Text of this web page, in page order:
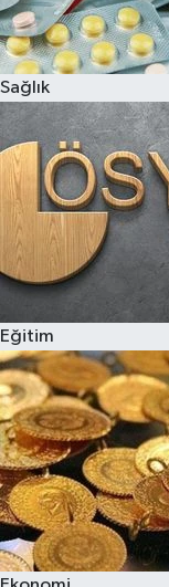
Sağlık
Eğitim